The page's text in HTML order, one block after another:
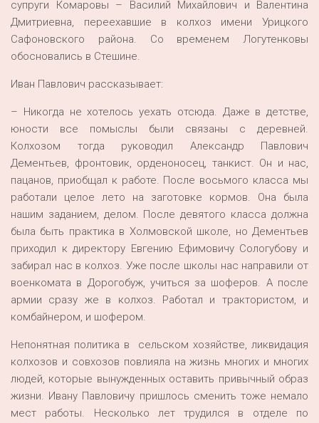
супруги Комаровы – Василий Михайлович и Валентина
Дмитриевна, переехавшие в колхоз имени Урицкого
Сафоновского района. Со временем Логутенковы
обосновались в Стешине.
Иван Павлович рассказывает:
– Никогда не хотелось уехать отсюда. Даже в детстве,
юности все помыслы были связаны с деревней.
Колхозом тогда руководил Александр Павлович
Дементьев, фронтовик, орденоносец, танкист. Он и нас,
пацанов, приобщал к работе. После восьмого класса мы
работали целое лето на заготовке кормов. Она была
нашим заданием, делом. После девятого класса должна
была быть практика в Холмовской школе, но Дементьев
приходил к директору Евгению Ефимовичу Сологубову и
забирал нас в колхоз. Уже после школы нас направили от
военкомата в Дорогобуж, учиться за шоферов. А после
армии сразу же в колхоз. Работал и трактористом, и
комбайнером, и шофером.
Непонятная политика в сельском хозяйстве, ликвидация
колхозов и совхозов повлияла на жизнь многих и многих
людей, которые вынужденных оставить привычный образ
жизни. Ивану Павловичу пришлось сменить тоже немало
мест работы. Несколько лет трудился в отделе по